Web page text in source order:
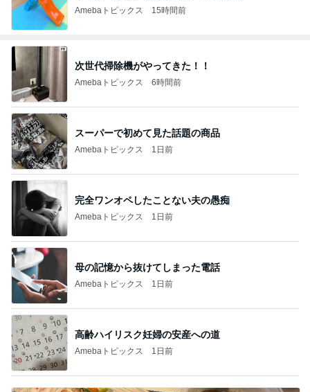
Amebaトピックス 15時間前
次世代掃除機がやってきた！！
Amebaトピックス 6時間前
スーパーで初めて見た話題の商品
Amebaトピックス 1日前
完全ワンオペしたことない夫の愚痴
Amebaトピックス 1日前
母の記憶から抜けてしまった電話
Amebaトピックス 1日前
高齢ハイリスク妊婦の安産への道
Amebaトピックス 1日前